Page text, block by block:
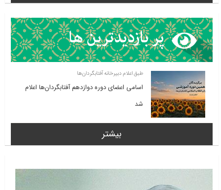
طبق اعلام دبیرخانه آفتابگردان‌ها
اسامی اعضای دوره دوازدهم آفتابگردان‌ها اعلام
شد
بیشتر